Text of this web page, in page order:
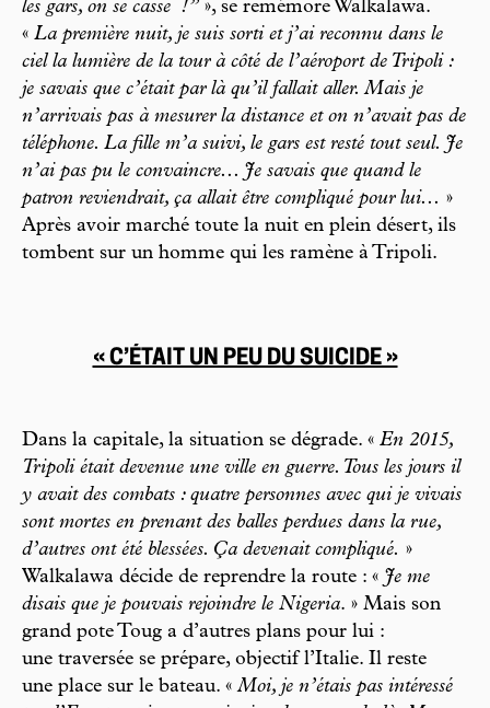
les gars, on se casse !” », se remémore Walkalawa.
« La première nuit, je suis sorti et j’ai reconnu dans le
ciel la lumière de la tour à côté de l’aéroport de Tripoli :
je savais que c’était par là qu’il fallait aller. Mais je
n’arrivais pas à mesurer la distance et on n’avait pas de
téléphone. La fille m’a suivi, le gars est resté tout seul. Je
n’ai pas pu le convaincre... Je savais que quand le
patron reviendrait, ça allait être compliqué pour lui... »
Après avoir marché toute la nuit en plein désert, ils
tombent sur un homme qui les ramène à Tripoli.
« C’ÉTAIT UN PEU DU SUICIDE »
Dans la capitale, la situation se dégrade. « En 2015,
Tripoli était devenue une ville en guerre. Tous les jours il
y avait des combats : quatre personnes avec qui je vivais
sont mortes en prenant des balles perdues dans la rue,
d’autres ont été blessées. Ça devenait compliqué. »
Walkalawa décide de reprendre la route : « Je me
disais que je pouvais rejoindre le Nigeria. » Mais son
grand pote Toug a d’autres plans pour lui :
une traversée se prépare, objectif l’Italie. Il reste
une place sur le bateau. «Moi, je n’étais pas intéressé